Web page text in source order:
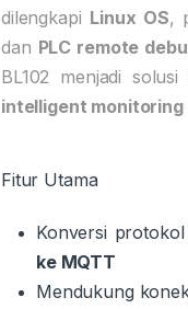
dilengkapi Linux OS,
dan PLC remote
BL102 menjadi
intelligent
Fitur Utama
Konversi protokol
ke MQTT
Mendukung